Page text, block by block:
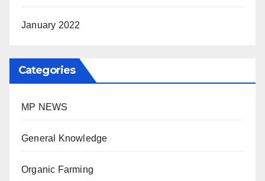
January 2022
Categories
MP NEWS
General Knowledge
Organic Farming